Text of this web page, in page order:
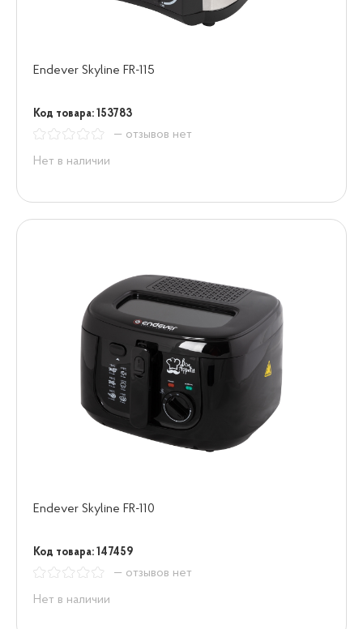
Endever Skyline FR-115
Код товара: 153783
— отзывов нет
Нет в наличии
Endever Skyline FR-110
Код товара: 147459
— отзывов нет
Нет в наличии